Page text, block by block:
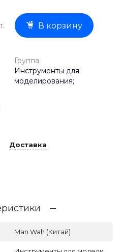
В корзину
Группа
Инструменты для
моделирования;
Доставка
Man Wah (Китай)